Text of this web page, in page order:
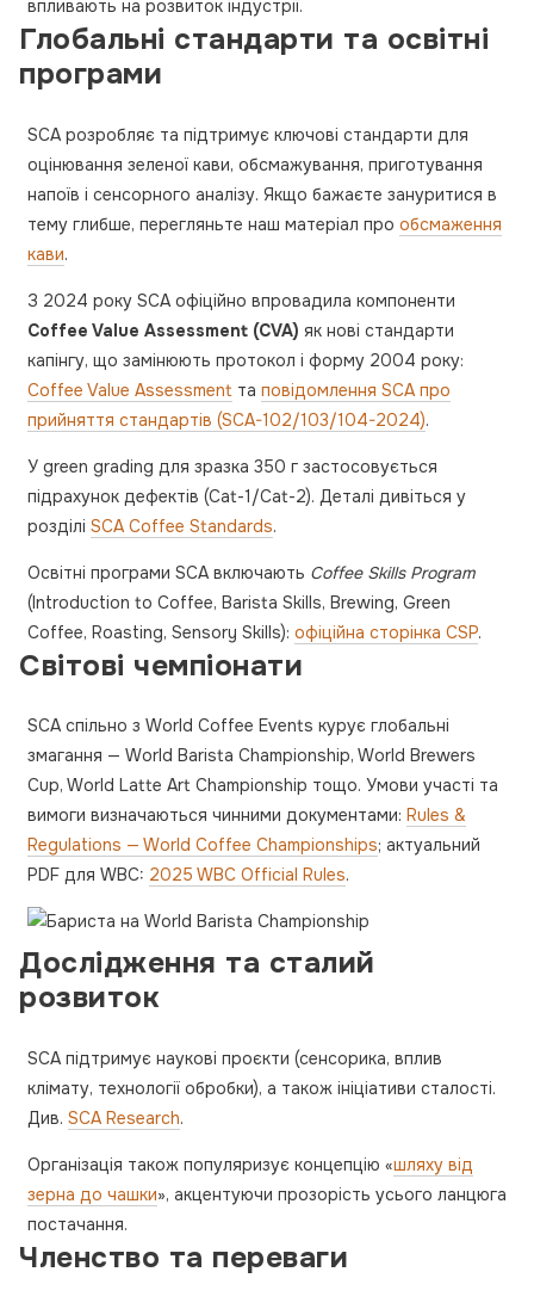
впливають на розвиток індустрії.
Глобальні стандарти та освітні
програми
SCA розробляє та підтримує ключові стандарти для
оцінювання зеленої кави, обсмажування, приготування
напоїв і сенсорного аналізу. Якщо бажаєте зануритися в
тему глибше, перегляньте наш матеріал про обсмаження
кави.
З 2024 року SCA офіційно впровадила компоненти
Coffee Value Assessment (CVA) як нові стандарти
капінгу, що замінюють протокол і форму 2004 року:
Coffee Value Assessment та повідомлення SCA про
прийняття стандартів (SCA-102/103/104-2024).
У green grading для зразка 350 г застосовується
підрахунок дефектів (Cat-1/Cat-2). Деталі дивіться у
розділі SCA Coffee Standards.
Освітні програми SCA включають Coffee Skills Program
(Introduction to Coffee, Barista Skills, Brewing, Green
Coffee, Roasting, Sensory Skills): офіційна сторінка CSP.
Світові чемпіонати
SCA спільно з World Coffee Events курує глобальні
змагання — World Barista Championship, World Brewers
Cup, World Latte Art Championship тощо. Умови участі та
вимоги визначаються чинними документами: Rules &
Regulations — World Coffee Championships; актуальний
PDF для WBC: 2025 WBC Official Rules.
Дослідження та сталий
розвиток
SCA підтримує наукові проєкти (сенсорика, вплив
клімату, технології обробки), а також ініціативи сталості.
Див. SCA Research.
Організація також популяризує концепцію «шляху від
зерна до чашки», акцентуючи прозорість усього ланцюга
постачання.
Членство та переваги